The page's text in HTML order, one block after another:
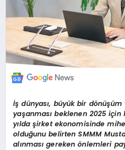
İş dünyası, büyük bir dönüşüm
yaşanması beklenen 2025 için
yılda şirket ekonomisinde
olduğunu belirten SMMM
alınması gerekenönlemleri